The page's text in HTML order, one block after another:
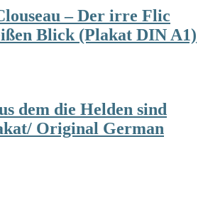
– Der irre Flic
Blick (Plakat DIN A1)
dem die Helden sind
Original German